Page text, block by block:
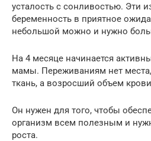
усталость с сонливостью. Эти
беременность в приятное
небольшой можно и нужно
На 4 месяце начинается
мамы. Переживаниям нет
ткань, а возросший объем
Он нужен для того, чтобы
организм всем полезным и
роста.